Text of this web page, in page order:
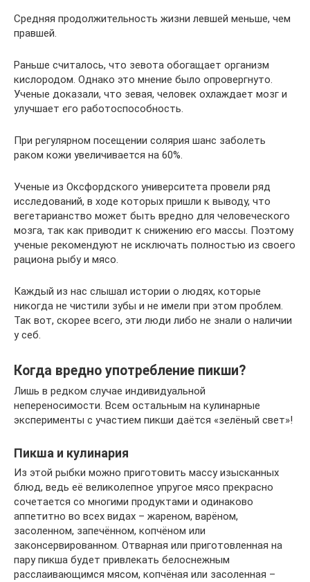
Средняя продолжительность жизни левшей меньше, чем
правшей.
Раньше считалось, что зевота обогащает организм
кислородом. Однако это мнение было опровергнуто.
Ученые доказали, что зевая, человек охлаждает мозг и
улучшает его работоспособность.
При регулярном посещении солярия шанс заболеть
раком кожи увеличивается на 60%.
Ученые из Оксфордского университета провели ряд
исследований, в ходе которых пришли к выводу, что
вегетарианство может быть вредно для человеческого
мозга, так как приводит к снижению его массы. Поэтому
ученые рекомендуют не исключать полностью из своего
рациона рыбу и мясо.
Каждый из нас слышал истории о людях, которые
никогда не чистили зубы и не имели при этом проблем.
Так вот, скорее всего, эти люди либо не знали о наличии
у себ.
Когда вредно употребление пикши?
Лишь в редком случае индивидуальной
непереносимости. Всем остальным на кулинарные
эксперименты с участием пикши даётся «зелёный свет»!
Пикша и кулинария
Из этой рыбки можно приготовить массу изысканных
блюд, ведь её великолепное упругое мясо прекрасно
сочетается со многими продуктами и одинаково
аппетитно во всех видах – жареном, варёном,
засоленном, запечённом, копчёном или
законсервированном. Отварная или приготовленная на
пару пикша будет привлекать белоснежным
расслаивающимся мясом, копчёная или засоленная –